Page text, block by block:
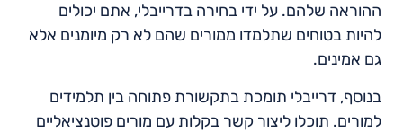
ההוראה שלהם. על ידי בחירה בדרייבלי, אתם יכולים
להיות בטוחים שתלמדו ממורים שהם לא רק מיומנים אלא
גם אמינים.
בנוסף, דרייבלי תומכת בתקשורת פתוחה בין תלמידים
למורים. תוכלו ליצור קשר בקלות עם מורים פוטנציאליים